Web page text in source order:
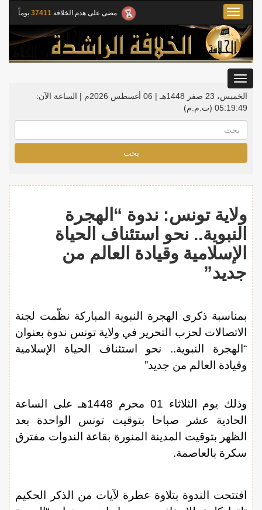
مضى على هدم الخلافة 37411 يوماً
Toggle
navigation
الخميس، 23 صفر 1448هـ | 06 أغسطس 2026م |
الساعة الآن:
05:19:50 (ت.م.م)
بحث
ولاية تونس: ندوة “الهجرة
النبوية.. نحو استئناف الحياة
الإسلامية وقيادة العالم من
جديد”
بمناسبة ذكرى الهجرة النبوية المباركة نظّمت لجنة
الاتصالات لحزب التحرير في ولاية تونس ندوة بعنوان
“الهجرة النبوية.. نحو استئناف الحياة الإسلامية
وقيادة العالم من جديد”
وذلك يوم الثلاثاء 01 محرم 1448هـ على الساعة
الحادية عشر صباحا بتوقيت تونس الواحدة بعد
الظهر بتوقيت المدينة المنورة بقاعة الندوات مفترق
سكرة بالعاصمة.
افتتحت الندوة بتلاوة عطرة لآيات من الذكر الحكيم